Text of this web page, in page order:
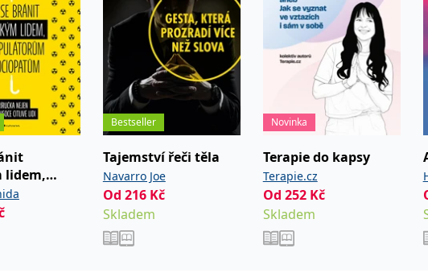
lidem,
a
Bestseller
Tajemství řeči těla
Navarro Joe
Od 216 Kč
Skladem
Novinka
Terapie do kapsy
Terapie.cz
Od 252 Kč
Skladem